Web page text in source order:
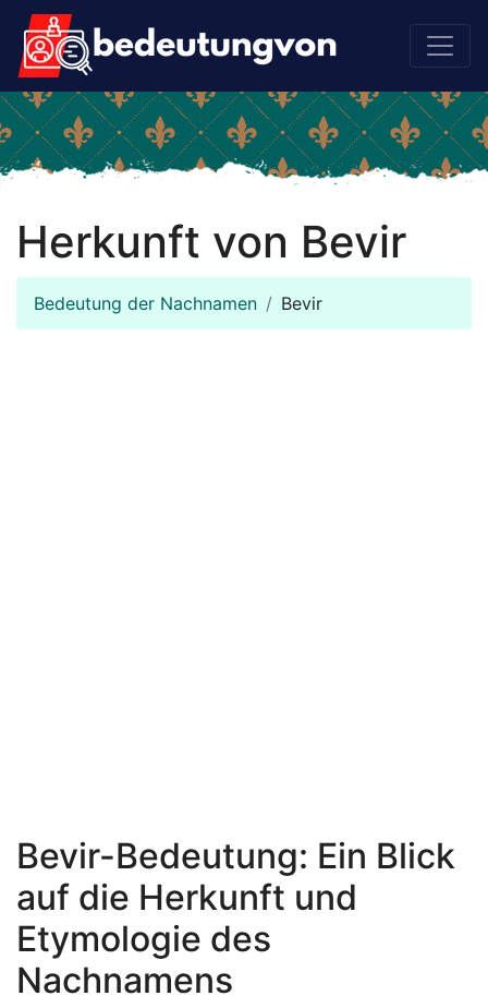
Herkunft von Bevir
Bedeutung der Nachnamen Bevir
Bevir-Bedeutung: Ein Blick
auf die Herkunft und
Etymologie des
Nachnamens